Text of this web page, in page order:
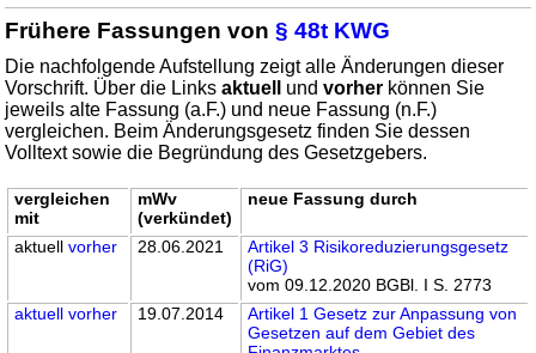
Frühere Fassungen von§ 48t KWG
Die nachfolgende Aufstellung zeigt alle Änderungen dieser
Vorschrift. Über die Linksaktuell undvorher können Sie
jeweils alte Fassung (a.F.) und neue Fassung (n.F.)
vergleichen. Beim Änderungsgesetz finden Sie dessen
Volltext sowie die Begründung des Gesetzgebers.
vergleichen
mit
mWv
(verkündet)
neue Fassung durch
aktuellvorher 28.06.2021
Artikel 3 Risikoreduzierungsgesetz
(RiG)
vom 09.12.2020 BGBl. I S. 2773
aktuell vorher 19.07.2014
Artikel 1 Gesetz zur Anpassung von
Gesetzen auf dem Gebiet des